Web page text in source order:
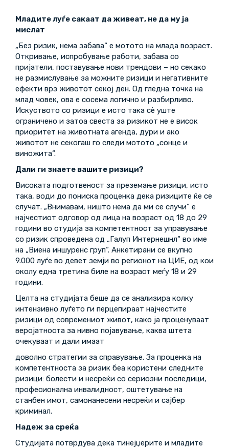
Младите луѓе сакаат да живеат, не да му ја
мислат
„Без ризик, нема забава“ е мотото на млада возраст.
Откривање, испробување работи, забава со
пријатели, поставување нови трендови – но секако
не размислување за можните ризици и негативните
ефекти врз животот секој ден. Од гледна точка на
млад човек, ова е сосема логично и разбирливо.
Искуството со ризици е исто така сè уште
ограничено и затоа свеста за ризикот не е висок
приоритет на животната агенда, дури и ако
животот не секогаш го следи мотото „сонце и
виножита“.
Дали ги знаете вашите ризици?
Високата подготвеност за преземање ризици, исто
така, води до пониска проценка дека ризиците ќе се
случат. „Внимавам, ништо нема да ми се случи“ е
најчестиот одговор од лица на возраст од 18 до 29
години во студија за компетентност за управување
со ризик спроведена од „Галуп Интернешнл“ во име
на „Виена иншуренс груп“. Анкетирани се вкупно
9.000 луѓе во девет земји во регионот на ЦИЕ, од кои
околу една третина биле на возраст меѓу 18 и 29
години.
Целта на студијата беше да се анализира колку
интензивно луѓето ги перцепираат најчестите
ризици од современиот живот, како ја проценуваат
веројатноста за нивно појавување, каква штета
очекуваат и дали имаат
доволно стратегии за справување. За проценка на
компетентноста за ризик беа користени следните
ризици: болести и несреќи со сериозни последици,
професионална инвалидност, оштетување на
станбен имот, самонанесени несреќи и сајбер
криминал.
Надеж за среќа
Студијата потврдува дека тинејџерите и младите